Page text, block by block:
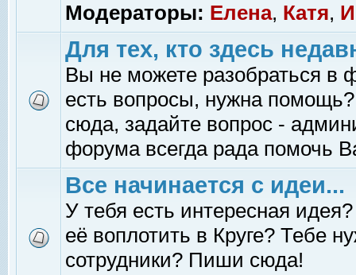
Модераторы: Елена, Катя,
Для тех, кто здесь
Вы не можете разобраться в
есть вопросы, нужна помощь?
сюда, задайте вопрос -
форума всегда рада помочь
Все начинается с идеи...
У тебя есть интересная
её воплотить в Круге? Тебе
сотрудники? Пиши сюда!